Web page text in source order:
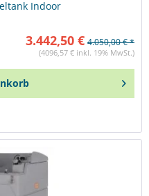
Indoor
3.442,50 € 4.050,00 € *
(4096,57 € inkl. 19% MwSt.)